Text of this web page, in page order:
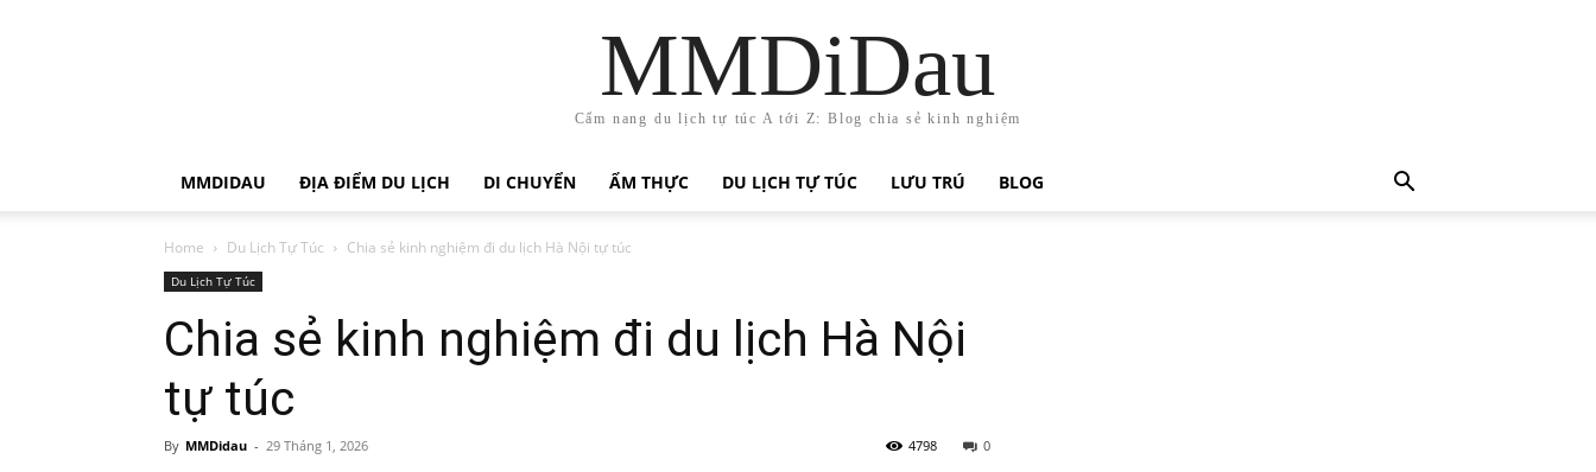
MMDiDau
Cẩm nang du lịch tự túc A tới Z: Blog chia sẻ kinh nghiệm
MMDIDAU ĐỊA ĐIỂM DU LỊCH DI CHUYỂN ẨM THỰC DU LỊCH TỰ TÚC LƯU TRÚ BLOG
Home Du Lịch Tự Túc Chia sẻ kinh nghiệm đi du lịch Hà Nội tự túc
Du Lịch Tự Túc
Chia sẻ kinh nghiệm đi du lịch Hà Nội
tự túc
By MMDidau - 29 Tháng 1, 2026 0
4798